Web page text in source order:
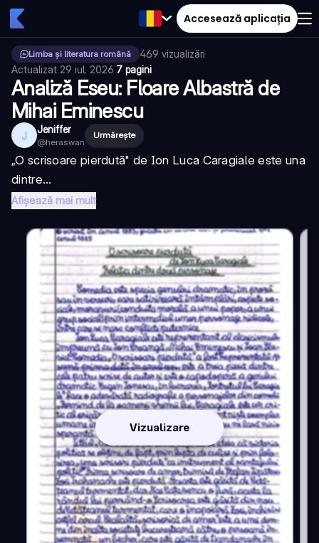
Accesează aplicația
Limba și literatura română 469 vizualizări·
Actualizat 29 iul. 2026·7 pagini
Analiză Eseu: Floare Albastră de
Mihai Eminescu
J Jeniffer
@heraswan
Urmărește
„O scrisoare pierdută" de Ion Luca Caragiale este una
dintre...
Afișează mai mult
Vizualizare